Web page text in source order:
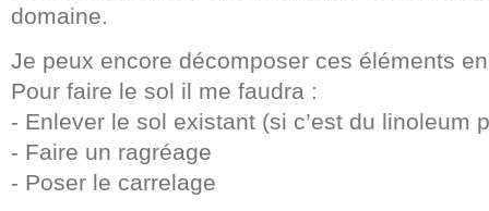
domaine.
Je peux encore décomposer ces éléments
Pour faire le sol il me faudra :
- Enlever le sol existant (si c’est du linoleum
- Faire un ragréage
- Poser le carrelage